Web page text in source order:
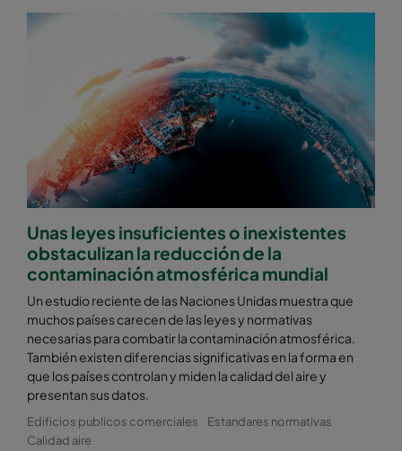
Unas leyes insuficientes o inexistentes
obstaculizan la reducción de la
contaminación atmosférica mundial
Un estudio reciente de las Naciones Unidas muestra que
muchos países carecen de las leyes y normativas
necesarias para combatir la contaminación atmosférica.
También existen diferencias significativas en la forma en
que los países controlan y miden la calidad del aire y
presentan sus datos.
Edificios publicos comerciales
Estandares normativas
Calidad aire